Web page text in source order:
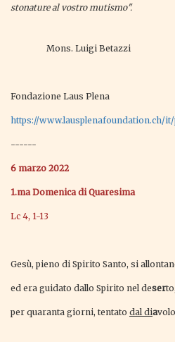
stonature al vostro mutismo".
Mons. Luigi Betazzi
Fondazione Laus Plena
https://www.lausplenafoundation.ch/
------
6 marzo 2022
1.ma Domenica di Quaresima
Lc 4, 1-13
Gesù, pieno di Spirito Santo, si
ed era guidato dallo Spirito nel deser
per quaranta giorni, tentato dal dia